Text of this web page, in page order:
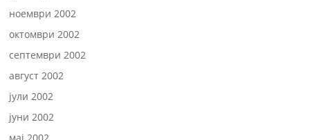
ноември 2002
октомври 2002
септември 2002
август 2002
јули 2002
јуни 2002